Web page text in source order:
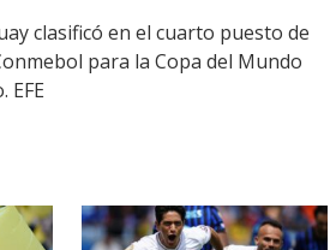
clasificó en el cuarto puesto de
para la Copa del Mundo
EFE